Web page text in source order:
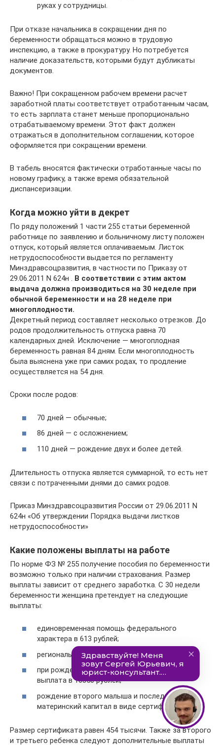
руках у сотрудницы.
При отказе начальника в сокращении дня по
беременности обращаться можно в трудовую
инспекцию, а также в прокуратуру. Но потребуется
наличие доказательств, которыми будут дубликаты
документов.
Важно! При сокращенном рабочем времени расчет
заработной платы соответствует отработанным часам,
то есть зарплата станет меньше пропорционально
отрабатываемому времени. Этот факт должен
отражаться в дополнительном соглашении, которое
оформляется при сокращении времени.
В табель вносятся фактически отработанные часы по
новому графику, а также время обязательной
диспансеризации.
Когда можно уйти в декрет
По ряду положений 1 части 255 статьи беременной
работнице по заявлению и больничному листу положен
отпуск, который является оплачиваемым. Листок
нетрудоспособности выдается по регламенту
Минздравсоцразвития, в частности по Приказу от
29.06.2011 N 624н . В соответствии с этим актом
выдача должна производиться на 30 неделе при
обычной беременности и на 28 неделе при
многоплодности.
Декретный период составляет несколько отрезков. До
родов продолжительность отпуска равна 70
календарных дней. Исключение — многоплодная
беременность равная 84 дням. Если многоплодность
была выяснена уже при самих родах, то продление
осуществляется на 54 дня.
Сроки после родов:
70 дней — обычные;
86 дней — с осложнением;
110 дней — рождение двух и более детей.
Длительность отпуска является суммарной, то есть нет
связи с потраченными днями до самих родов.
Приказ Минздравсоцразвития России от 29.06.2011 N
624н «Об утверждении Порядка выдачи листков
нетрудоспособности»
Какие положены выплаты на работе
По норме ФЗ № 255 получение пособия по беременности
возможно только при наличии страхования. Размер
выплаты зависит от среднего заработка. С 30 недели
беременности женщина претендует на следующие
выплаты:
единовременная помощь федерального
характера в 613 рублей;
региональное пособие — 600 рублей;
при рождении ребенка — единовременная
выплата в 16350 рублей;
рождение второго малыша и последующих —
материнский капитал в виде сертификата.
Размер сертификата равен 454 тысячи. Также за второго
и третьего ребенка следуют дополнительные выплаты